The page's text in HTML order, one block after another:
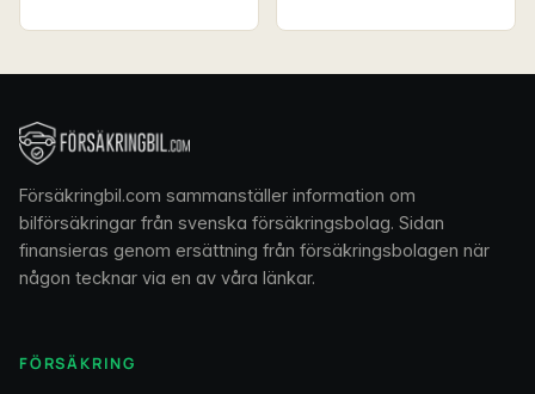
Försäkringbil.com sammanställer information om
bilförsäkringar från svenska försäkringsbolag. Sidan
finansieras genom ersättning från försäkringsbolagen när
någon tecknar via en av våra länkar.
FÖRSÄKRING